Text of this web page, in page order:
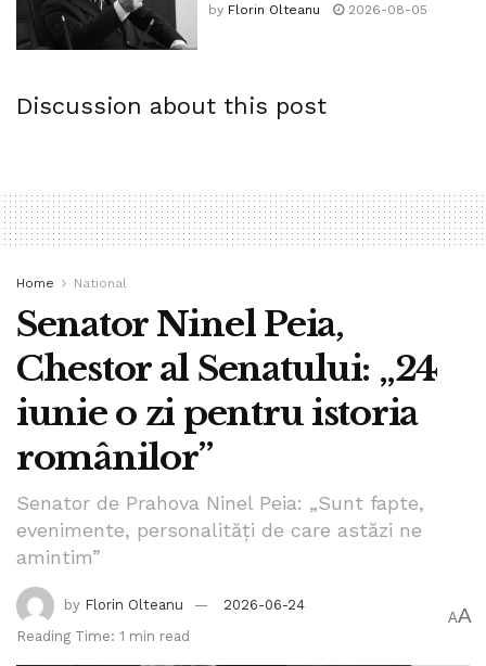
by Florin Olteanu 2026-08-05
Discussion about this post
Home National
Senator Ninel Peia,
Chestor al Senatului: „24
iunie o zi pentru istoria
românilor”
Senator de Prahova Ninel Peia: „Sunt fapte,
evenimente, personalități de care astăzi ne
amintim”
by Florin Olteanu
2026-06-24
Reading Time: 1 min read
AA